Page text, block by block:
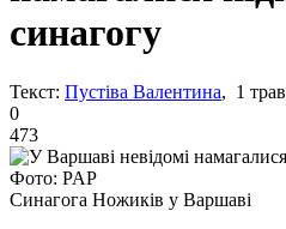
синагогу
Текст: Пустіва Валентина, 1
0
473
Фото: PAP
Синагога Ножиків у Варшаві